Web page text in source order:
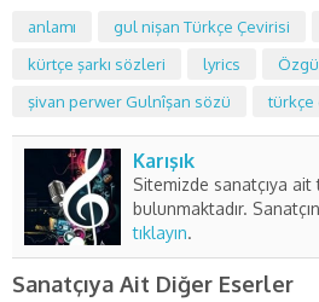
anlamı gul nişan Türkçe Çevirisi
kürtçe şarkı sözleri
lyrics
şivan perwer Gulnîşan sözü
türkçe
Karışık
Sitemizde sanatçıya
bulunmaktadır.
tıklayın.
Sanatçıya Ait Diğer Eserler